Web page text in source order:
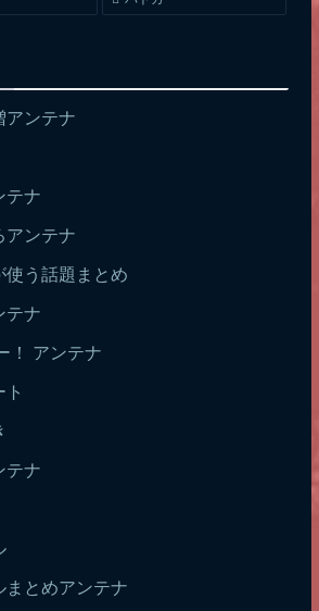
アンテナ
テナ
アンテナ
使う話題まとめ
テナ
！ アンテナ
ト
テナ
まとめアンテナ